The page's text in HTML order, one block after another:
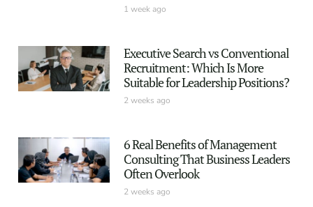
1 week ago
Executive Search vs Conventional
Recruitment: Which Is More
Suitable for Leadership Positions?
2 weeks ago
6 Real Benefits of Management
Consulting That Business Leaders
Often Overlook
2 weeks ago